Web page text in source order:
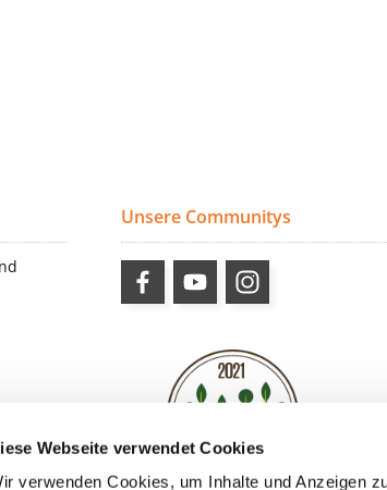
Webseite verwendet Cookies
verwenden Cookies, um Inhalte und Anzeigen
Unsere Communitys